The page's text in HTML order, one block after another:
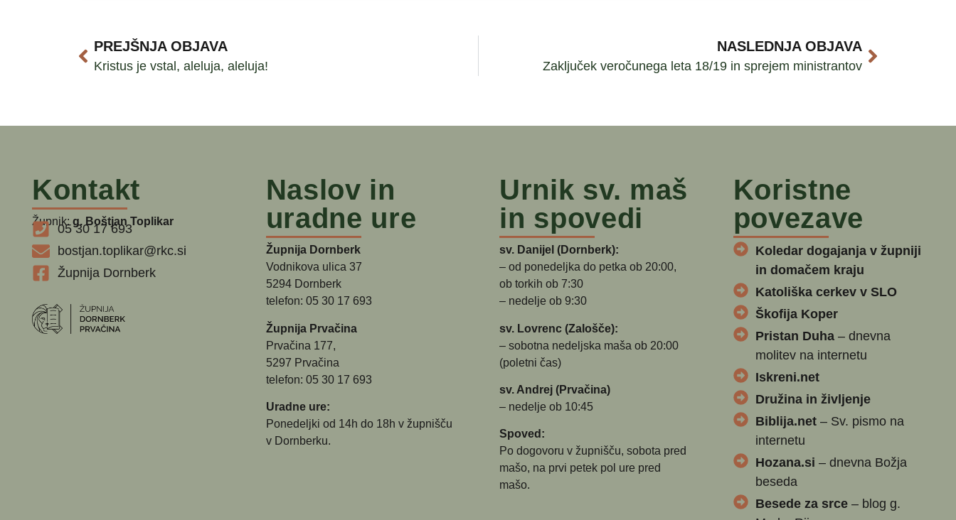
PREJŠNJA OBJAVA
Kristus je vstal, aleluja, aleluja!
NASLEDNJA OBJAVA
Zaključek veročunega leta 18/19 in sprejem ministrantov
Kontakt
Župnik: g. Boštjan Toplikar
05 30 17 693
bostjan.toplikar@rkc.si
Župnija Dornberk
Naslov in
uradne ure
Župnija Dornberk
Vodnikova ulica 37
5294 Dornberk
telefon: 05 30 17 693
Župnija Prvačina
Prvačina 177,
5297 Prvačina
telefon: 05 30 17 693
Uradne ure:
Ponedeljki od 14h do 18h v župnišču
v Dornberku.
Urnik sv. maš
in spovedi
sv. Danijel (Dornberk):
– od ponedeljka do petka ob 20:00,
ob torkih ob 7:30
– nedelje ob 9:30
sv. Lovrenc (Zalošče):
– sobotna nedeljska maša ob 20:00
(poletni čas)
sv. Andrej (Prvačina)
– nedelje ob 10:45
Spoved:
Po dogovoru v župnišču, sobota pred
mašo, na prvi petek pol ure pred
mašo.
Koristne
povezave
Koledar dogajanja v župniji
in domačem kraju
Katoliška cerkev v SLO
Škofija Koper
Pristan Duha– dnevna
molitev na internetu
Iskreni.net
Družina in življenje
Biblija.net– Sv. pismo na
internetu
Hozana.si – dnevna Božja
beseda
Besede za srce– blog g.